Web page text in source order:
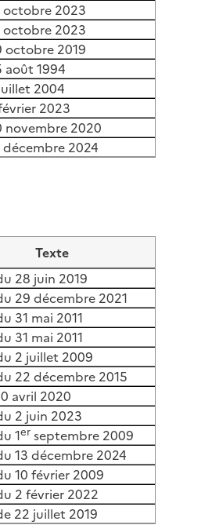
octobre 2023
octobre 2023
octobre 2019
1994
2004
2023
novembre 2020
2024
Texte
28 juin 2019
29 décembre 2021
31 mai 2011
31 mai 2011
2 juillet 2009
22 décembre 2015
avril 2020
2 juin 2023
1er septembre 2009
13 décembre 2024
10 février 2009
2 février 2022
22 juillet 2019